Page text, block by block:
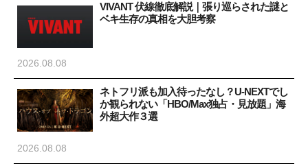
VIVANT 伏線徹底解説｜張り巡らされた謎と
ベキ生存の真相を大胆考察
2026.08.08
ネトフリ派も加入待ったなし？U-NEXTでし
か観られない「HBO/Max独占・見放題」海
外超大作３選
2026.08.08